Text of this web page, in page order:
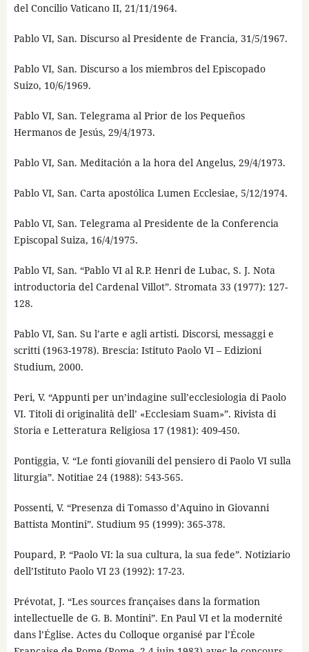
del Concilio Vaticano II, 21/11/1964.
Pablo VI, San. Discurso al Presidente de Francia, 31/5/1967.
Pablo VI, San. Discurso a los miembros del Episcopado
Suizo, 10/6/1969.
Pablo VI, San. Telegrama al Prior de los Pequeños
Hermanos de Jesús, 29/4/1973.
Pablo VI, San. Meditación a la hora del Angelus, 29/4/1973.
Pablo VI, San. Carta apostólica Lumen Ecclesiae, 5/12/1974.
Pablo VI, San. Telegrama al Presidente de la Conferencia
Episcopal Suiza, 16/4/1975.
Pablo VI, San. “Pablo VI al R.P. Henri de Lubac, S. J. Nota
introductoria del Cardenal Villot”. Stromata 33 (1977): 127-
128.
Pablo VI, San. Su l’arte e agli artisti. Discorsi, messaggi e
scritti (1963-1978). Brescia: Istituto Paolo VI – Edizioni
Studium, 2000.
Peri, V. “Appunti per un’indagine sull’ecclesiologia di Paolo
VI. Titoli di originalità dell’ «Ecclesiam Suam»”. Rivista di
Storia e Letteratura Religiosa 17 (1981): 409-450.
Pontiggia, V. “Le fonti giovanili del pensiero di Paolo VI sulla
liturgia”. Notitiae 24 (1988): 543-565.
Possenti, V. “Presenza di Tomasso d’Aquino in Giovanni
Battista Montini”. Studium 95 (1999): 365-378.
Poupard, P. “Paolo VI: la sua cultura, la sua fede”. Notiziario
dell’Istituto Paolo VI 23 (1992): 17-23.
Prévotat, J. “Les sources françaises dans la formation
intellectuelle de G. B. Montini”. En Paul VI et la modernité
dans l’Église. Actes du Colloque organisé par l’École